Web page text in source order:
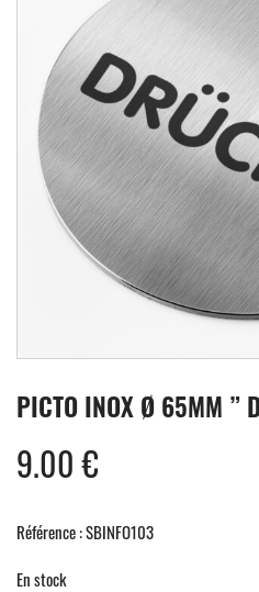
PICTO INOX Ø 65MM ”
9.00€
Référence : SBINFO103
En stock